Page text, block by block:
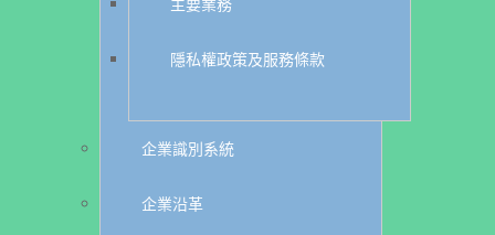
主要業務
隱私權政策及服務條款
企業識別系統
企業沿革